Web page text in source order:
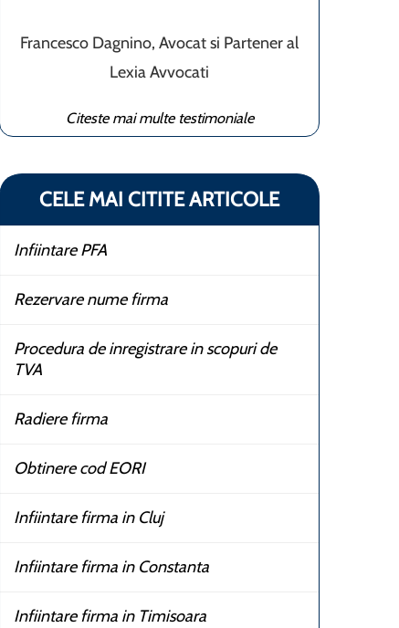
Francesco Dagnino, Avocat si Partener al
Lexia Avvocati
Citeste mai multe testimoniale
CELE MAI CITITE ARTICOLE
Infiintare PFA
Rezervare nume firma
Procedura de inregistrare in scopuri de
TVA
Radiere firma
Obtinere cod EORI
Infiintare firma in Cluj
Infiintare firma in Constanta
Infiintare firma in Timisoara